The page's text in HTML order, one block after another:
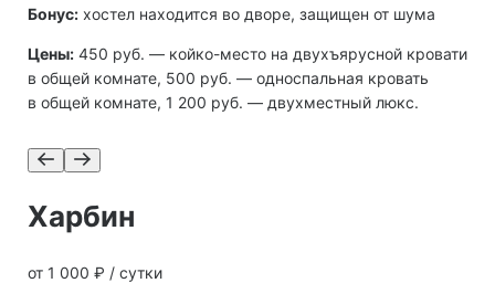
Бонус: хостел находится во дворе, защищен от шума
Цены: 450 руб. — койко-место на двухъярусной кровати
в общей комнате, 500 руб. — односпальная кровать
в общей комнате, 1 200 руб. — двухместный люкс.
Харбин
от 1 000 ₽ / сутки